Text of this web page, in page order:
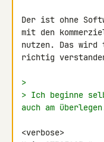
Der ist ohne
mit den
nutzen. Das
richtig
>
> Ich beginne
auch am
<verbose>